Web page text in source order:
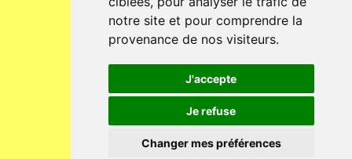
notre site et pour comprendre la
provenance de nos visiteurs.
J'accepte
Je refuse
Changer mes préférences